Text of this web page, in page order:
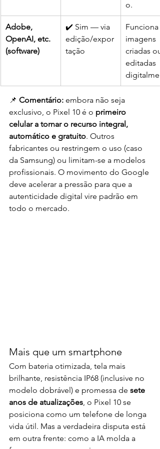
o.
Adobe,
OpenAI, etc.
(software)
✔️ Sim — via
edição/expor
tação
Funciona
imagens
criadas ou
editadas
📌 Comentário: embora não seja
exclusivo, o Pixel 10 é o primeiro
celular a tornar o recurso integral,
automático e gratuito. Outros
fabricantes ou restringem o uso (caso
da Samsung) ou limitam-se a modelos
profissionais. O movimento do Google
deve acelerar a pressão para que a
autenticidade digital vire padrão em
todo o mercado.
Mais que um smartphone
Com bateria otimizada, tela mais
brilhante, resistência IP68 (inclusive no
modelo dobrável) e promessa de sete
anos de atualizações , o Pixel 10 se
posiciona como um telefone de longa
vida útil. Mas a verdadeira disputa está
em outra frente: como a IA molda a